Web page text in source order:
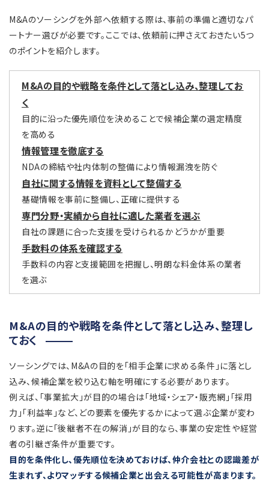
M&Aのソーシングを外部へ依頼する際は、事前の準備と適切なパ
ートナー選びが必要です。ここでは、依頼前に押さえておきたい5つ
のポイントを紹介します。
M&Aの目的や戦略を条件として落とし込み、整理してお
く
目的に沿った優先順位を決めることで候補企業の選定精度
を高める
情報管理を徹底する
NDAの締結や社内体制の整備により情報漏洩を防ぐ
自社に関する情報を資料として整備する
基礎情報を事前に整備し、正確に提供する
専門分野・実績から自社に適した業者を選ぶ
自社の課題に合った支援を受けられるかどうかが重要
手数料の体系を確認する
手数料の内容と支援範囲を把握し、明朗な料金体系の業者
を選ぶ
M&Aの目的や戦略を条件として落とし込み、整理し
ておく
ソーシングでは、M&Aの目的を「相手企業に求める条件」に落とし
込み、候補企業を絞り込む軸を明確にする必要があります。
例えば、「事業拡大」が目的の場合は「地域・シェア・販売網」「採用
力」「利益率」など、どの要素を優先するかによって選ぶ企業が変わ
ります。逆に「後継者不在の解消」が目的なら、事業の安定性や経営
者の引継ぎ条件が重要です。
目的を条件化し、優先順位を決めておけば、仲介会社との認識差が
生まれず、よりマッチする候補企業と出会える可能性が高まります。